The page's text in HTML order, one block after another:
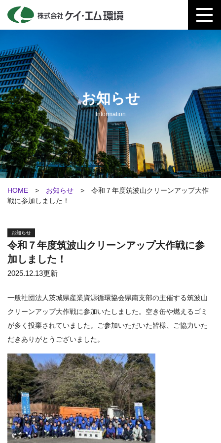
お知らせ
Information
HOME > お知らせ > 令和７年度筑波山クリーンアップ大作
戦に参加しました！
お知らせ
令和７年度筑波山クリーンアップ大作戦に参
加しました！
2025.12.13更新
一般社団法人茨城県産業資源循環協会県南支部の主催する筑波山
クリーンアップ大作戦に参加いたしました。空き缶や燃えるゴミ
が多く投棄されていました。ご参加いただいた皆様、ご協力いた
だきありがとうございました。